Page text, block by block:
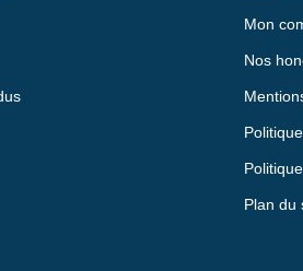
Mon
Nos
Plan du